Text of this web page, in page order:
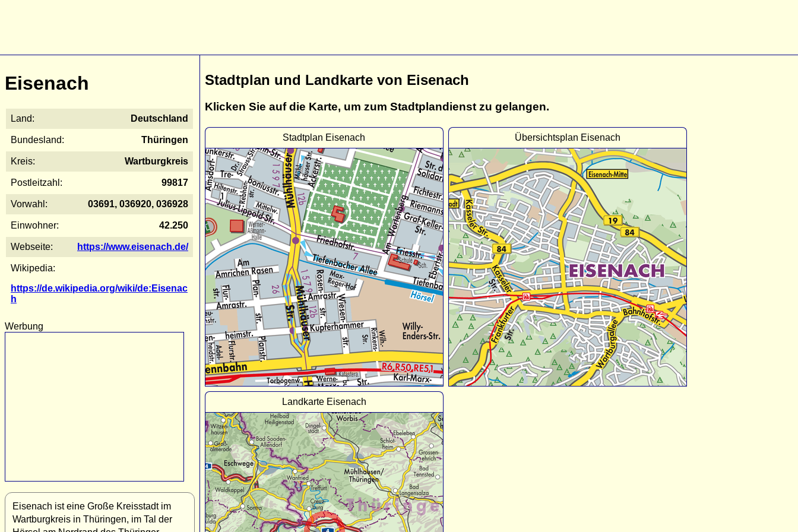
Eisenach
Land: Deutschland
Bundesland: Thüringen
Kreis: Wartburgkreis
Postleitzahl: 99817
Vorwahl: 03691, 036920, 036928
Einwohner: 42.250
Webseite: https://www.eisenach.de/
Wikipedia:
https://de.wikipedia.org/wiki/de:Eisenac
h
Werbung
Eisenach ist eine Große Kreisstadt im
Wartburgkreis in Thüringen, im Tal der
Stadtplan und Landkarte von Eisenach
Klicken Sie auf die Karte, um zum Stadtplandienst zu gelangen.
Stadtplan Eisenach Übersichtsplan Eisenach
Landkarte Eisenach